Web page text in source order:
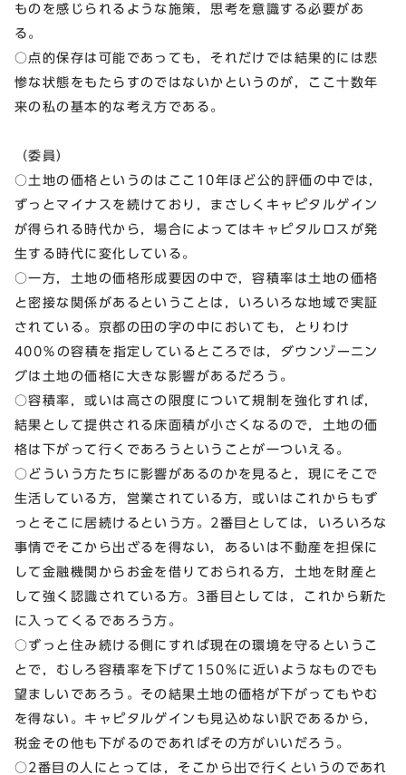
ものを感じられるような施策，思考を意識する必要があ
る。
○点的保存は可能であっても，それだけでは結果的には悲
惨な状態をもたらすのではないかというのが，ここ十数年
来の私の基本的な考え方である。
（委員）
○土地の価格というのはここ10年ほど公的評価の中では，
ずっとマイナスを続けており，まさしくキャピタルゲイン
が得られる時代から，場合によってはキャピタルロスが発
生する時代に変化している。
○一方，土地の価格形成要因の中で，容積率は土地の価格
と密接な関係があるということは，いろいろな地域で実証
されている。京都の田の字の中においても，とりわけ
400％の容積を指定しているところでは，ダウンゾーニン
グは土地の価格に大きな影響があるだろう。
○容積率，或いは高さの限度について規制を強化すれば，
結果として提供される床面積が小さくなるので，土地の価
格は下がって行くであろうということが一ついえる。
○どういう方たちに影響があるのかを見ると，現にそこで
生活している方，営業されている方，或いはこれからもず
っとそこに居続けるという方。2番目としては，いろいろな
事情でそこから出ざるを得ない，あるいは不動産を担保に
して金融機関からお金を借りておられる方，土地を財産と
して強く認識されている方。3番目としては，これから新た
に入ってくるであろう方。
○ずっと住み続ける側にすれば現在の環境を守るというこ
とで，むしろ容積率を下げて150％に近いようなものでも
望ましいであろう。その結果土地の価格が下がってもやむ
を得ない。キャピタルゲインも見込めない訳であるから，
税金その他も下がるのであればその方がいいだろう。
○2番目の人にとっては，そこから出で行くというのであれ